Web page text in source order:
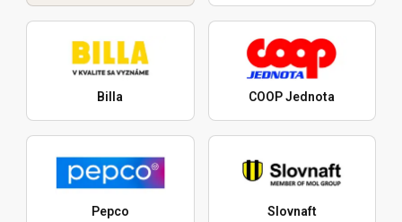
Billa COOP Jednota
Pepco Slovnaft